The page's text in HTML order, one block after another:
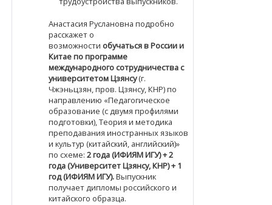
Анастасия Руслановна подробно
расскажет о
возможности обучаться в России и
Китае по программе
международного сотрудничества с
университетом Цзянсу(г.
Чжэньцзян, пров. Цзянсу, КНР) по
направлению «Педагогическое
образование (с двумя профилями
подготовки), Теория и методика
преподавания иностранных языков
и культур (китайский, английский)»
по схеме: 2 года (ИФИЯМ ИГУ) + 2
года (Университет Цзянсу, КНР) + 1
год (ИФИЯМ ИГУ).Выпускник
получает дипломы российского и
китайского образца.